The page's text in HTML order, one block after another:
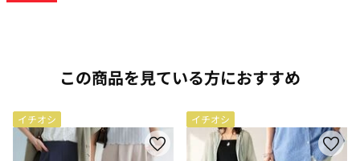
この商品を見ている方におすすめ
イチオシ イチオシ